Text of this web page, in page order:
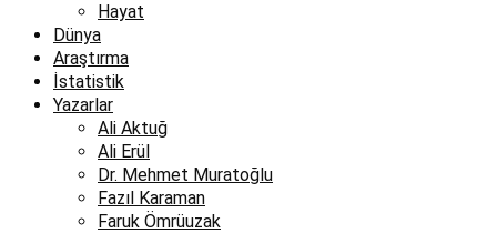
Hayat
Dünya
Araştırma
İstatistik
Yazarlar
Ali Aktuğ
Ali Erül
Dr. Mehmet Muratoğlu
Fazıl Karaman
Faruk Ömrüuzak